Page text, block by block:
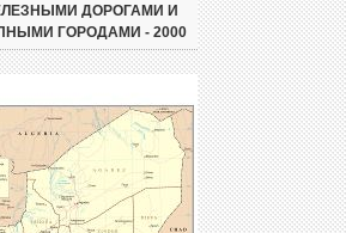
ДОРОГАМИ И
ГОРОДАМИ - 2000